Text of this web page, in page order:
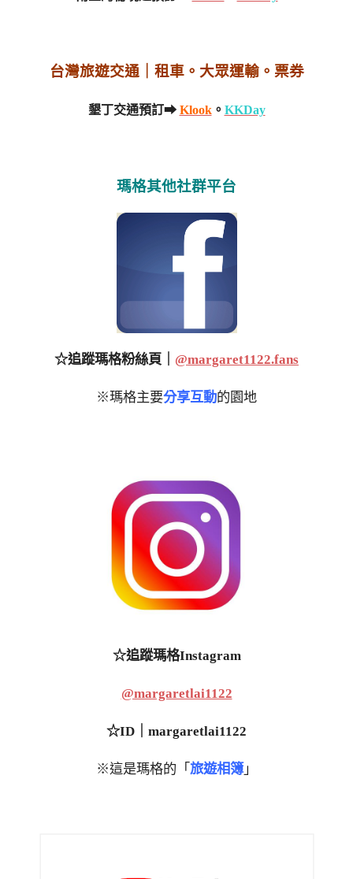
台灣旅遊交通｜租車。大眾運輸。票券
墾丁交通預訂➡ Klook。 KKDay
瑪格其他社群平台
☆追蹤瑪格粉絲頁｜ @margaret1122.fans
※瑪格主要分享互動的園地
☆追蹤瑪格Instagram
@margaretlai1122
☆ID｜margaretlai1122
※這是瑪格的「 旅遊相簿 」